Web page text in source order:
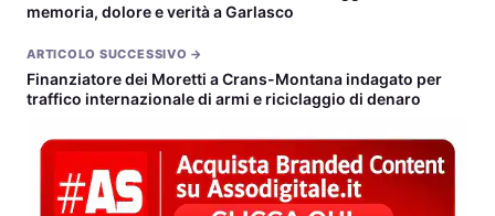
memoria, dolore e verità a Garlasco
ARTICOLO SUCCESSIVO →
Finanziatore dei Moretti a Crans-Montana indagato per
traffico internazionale di armi e riciclaggio di denaro